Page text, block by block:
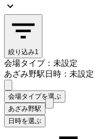
絞り込み1
会場タイプ：未設定
あざみ野駅日時：未設定
会場タイプを選ぶ
あざみ野駅
日時を選ぶ